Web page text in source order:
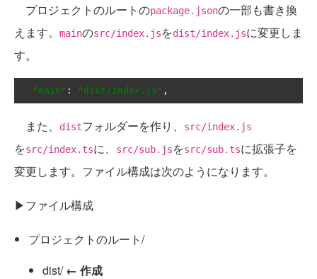
プロジェクトのルートのpackage.jsonの一部も書き換
えます。
mainのsrc/index.jsをdist/index.jsに変更しま
す。
"main" : "dist/index.js" ,
また、 distフォルダーを作り、 src/index.js
をsrc/index.tsに、 src/sub.jsをsrc/sub.tsに拡張子を
変更します。ファイル構成は次のようになります。
▶ファイル構成
プロジェクトのルート/
dist/← 作成